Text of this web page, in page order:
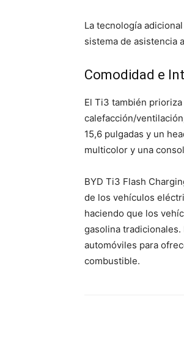
La tecnología
sistema de asistencia
Comodidad e
El Ti3 también
calefacción/
15,6 pulgadas y un
multicolor y una
BYD Ti3 Flash
de los vehículos
haciendo que los
gasolina
automóviles para
combustible.